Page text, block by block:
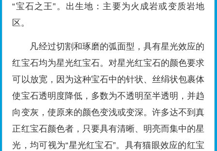
“宝石之王”。出生地：主要为火成岩或变质岩地
区。
凡经过切割和琢磨的弧面型，具有星光效应的
红宝石均为星光红宝石。对星光红宝石的颜色要求
可以放宽，因为这种宝石中的针状、丝绢状包裹体
使宝石透明度降低，多数为不透明至半透明，并趋
向变灰，使原来的颜色变浅或变深。许多达不到真
正红宝石颜色者，只要具有清晰、明亮而集中的星
光，均可视为“星光红宝石”。具有猫眼效应的红宝